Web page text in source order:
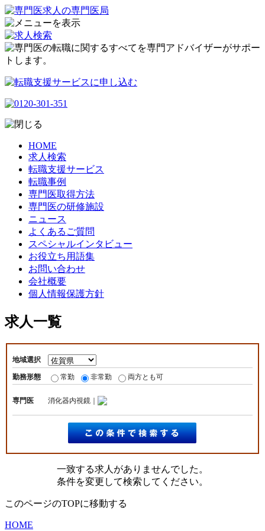
HOME
求人検索
転職支援サービス
転職事例
専門医取得方法
専門医の研修施設
ニュース
よくあるご質問
スペシャルインタビュー
お役立ち用語集
お問い合わせ
会社概要
個人情報保護方針
求人一覧
地域選択
勤務形態 常勤 非常勤 両方とも可
専門医 消化器内視鏡｜
一致する求人がありませんでした。
条件を変更して検索してください。
このページのTOPに移動する
HOME